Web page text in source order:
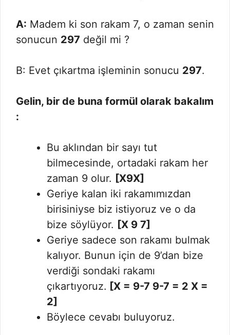
A: Madem ki son rakam 7, o zaman senin
sonucun 297 değil mi ?
B: Evet çıkartma işleminin sonucu 297.
Gelin, bir de buna formül olarak bakalım
:
Bu aklından bir sayı tut
bilmecesinde, ortadaki rakam her
zaman 9 olur. [X9X]
Geriye kalan iki rakamımızdan
birisiniyse biz istiyoruz ve o da
bize söylüyor. [X 9 7]
Geriye sadece son rakamı bulmak
kalıyor. Bunun için de 9’dan bize
verdiği sondaki rakamı
çıkartıyoruz. [X = 9-7 9-7 = 2 X =
2]
Böylece cevabı buluyoruz.